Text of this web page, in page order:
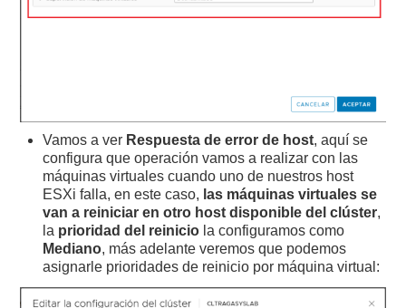
Vamos a ver Respuesta de error de host, aquí se
configura que operación vamos a realizar con las
máquinas virtuales cuando uno de nuestros host
ESXi falla, en este caso, las máquinas virtuales se
van a reiniciar en otro host disponible del clúster,
la prioridad del reinicio la configuramos como
Mediano, más adelante veremos que podemos
asignarle prioridades de reinicio por máquina virtual: